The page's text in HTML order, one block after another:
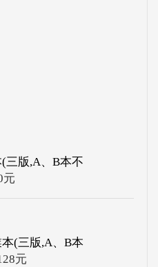
三版,A、B本不
元
(三版,A、B本
元